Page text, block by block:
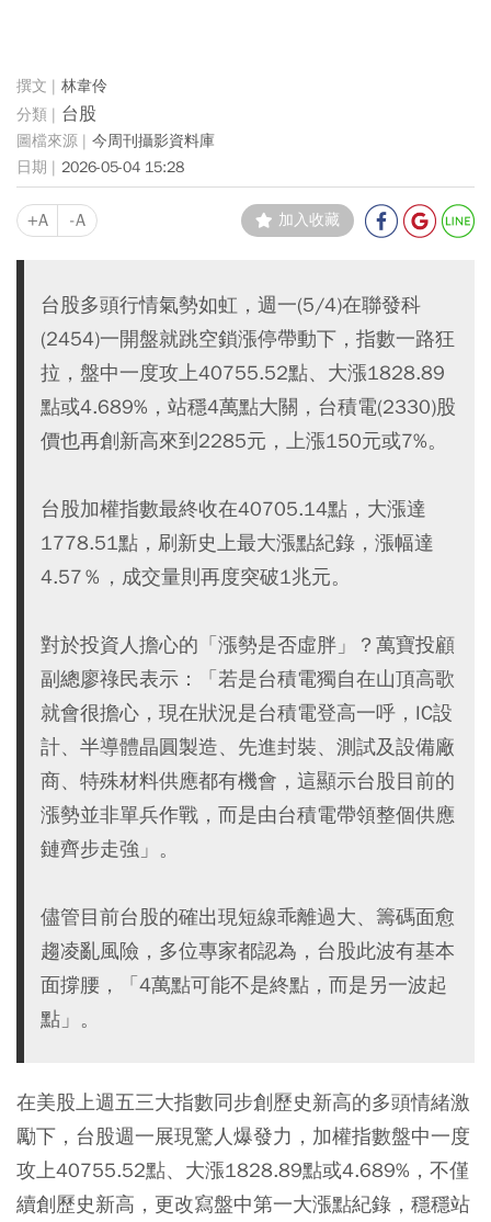
林韋伶
台股
今周刊攝影資料庫
2026-05-04 15:28
+A -A 加入收藏
台股多頭行情氣勢如虹，週一(5/4)在聯發科
(2454)一開盤就跳空鎖漲停帶動下，指數一路狂
拉，盤中一度攻上40755.52點、大漲1828.89
點或4.689%，站穩4萬點大關，台積電(2330)股
價也再創新高來到2285元，上漲150元或7%。
台股加權指數最終收在40705.14點，大漲達
1778.51點，刷新史上最大漲點紀錄，漲幅達
4.57％，成交量則再度突破1兆元。
對於投資人擔心的「漲勢是否虛胖」？萬寶投顧
副總廖祿民表示：「若是台積電獨自在山頂高歌
就會很擔心，現在狀況是台積電登高一呼，IC設
計、半導體晶圓製造、先進封裝、測試及設備廠
商、特殊材料供應都有機會，這顯示台股目前的
漲勢並非單兵作戰，而是由台積電帶領整個供應
鏈齊步走強」。
儘管目前台股的確出現短線乖離過大、籌碼面愈
趨凌亂風險，多位專家都認為，台股此波有基本
面撐腰，「4萬點可能不是終點，而是另一波起
點」。
在美股上週五三大指數同步創歷史新高的多頭情緒激
勵下，台股週一展現驚人爆發力，加權指數盤中一度
攻上40755.52點、大漲1828.89點或4.689%，不僅
續創歷史新高，更改寫盤中第一大漲點紀錄，穩穩站